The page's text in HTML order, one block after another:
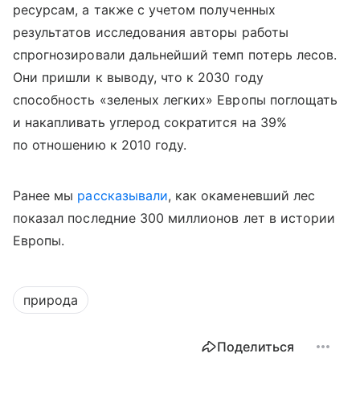
ресурсам, а также с учетом полученных
результатов исследования авторы работы
спрогнозировали дальнейший темп потерь лесов.
Они пришли к выводу, что к 2030 году
способность «зеленых легких» Европы поглощать
и накапливать углерод сократится на 39%
по отношению к 2010 году.
Ранее мы рассказывали, как окаменевший лес
показал последние 300 миллионов лет в истории
Европы.
природа
Поделиться